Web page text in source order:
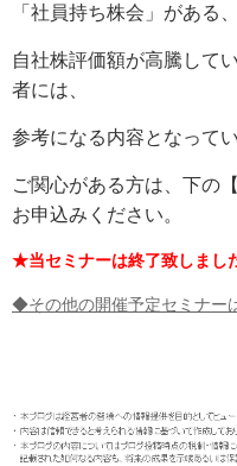
「社員持ち株会」がある、
自社株評価額が高騰して
者には、
参考になる内容となってい
ご関心がある方は、下の
お申込みください。
★当セミナーは終了致しまし
◆その他の開催予定セミナー